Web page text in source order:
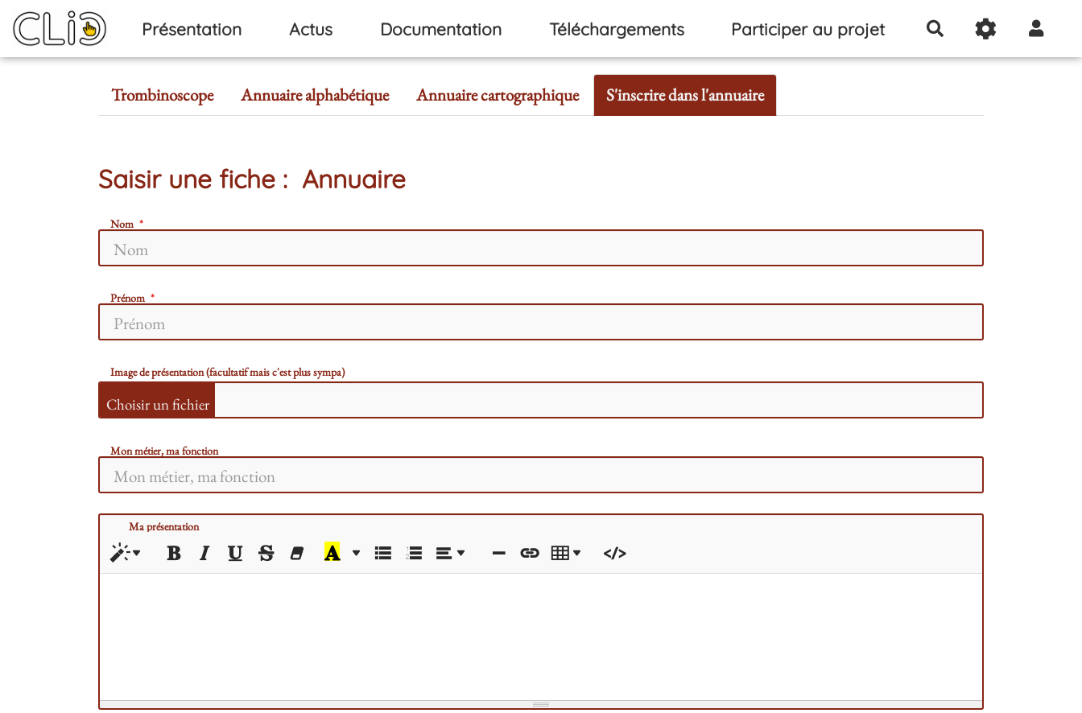
Aller au contenu principal
Présentation Actus Documentation Téléchargements Participer au projet Rechercher
Trombinoscope Annuaire alphabétique Annuaire cartographique S'inscrire dans l'annuaire
Saisir une fiche : Annuaire
Nom
Prénom
Image de présentation (facultatif mais c'est plus sympa)
Mon métier, ma fonction
Ma présentation